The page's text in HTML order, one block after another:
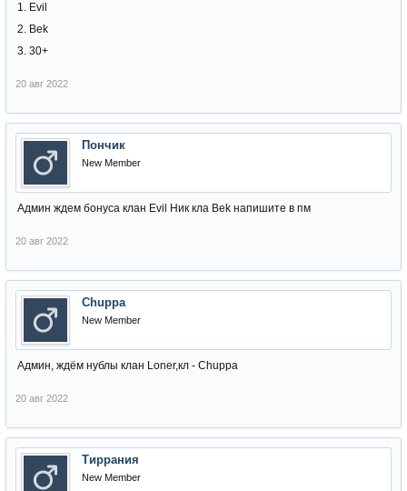
1. Evil
2. Bek
3. 30+
20 авг 2022
Пончик
New Member
Админ ждем бонуса клан Evil Ник кла Bek напишите в пм
20 авг 2022
Chuppa
New Member
Админ, ждём нублы клан Loner,кл - Chuppa
20 авг 2022
Тиррания
New Member